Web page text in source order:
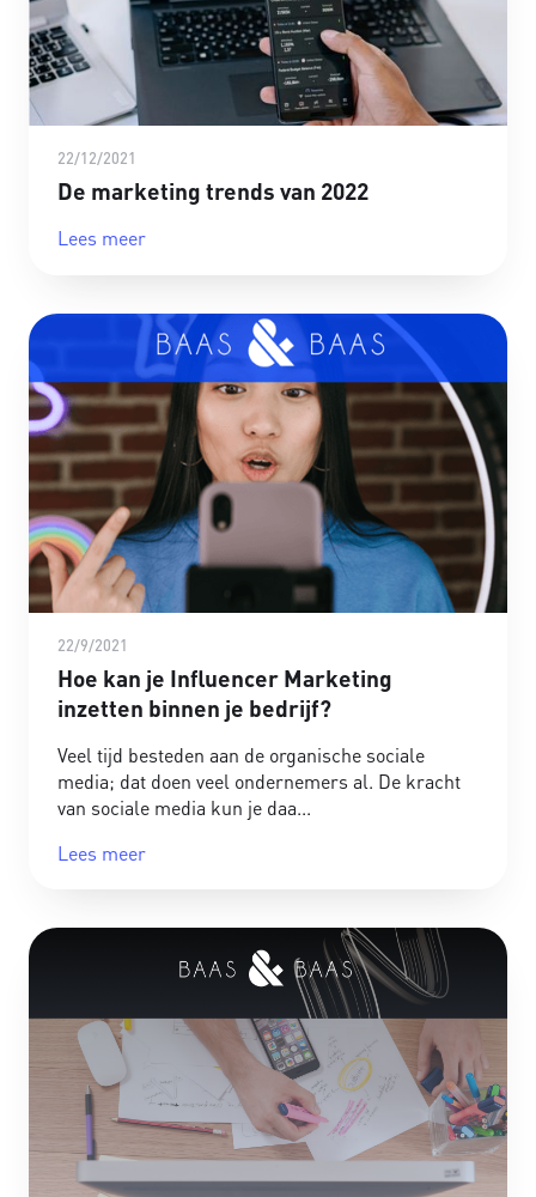
22/12/2021
De marketing trends van 2022
Lees meer
22/9/2021
Hoe kan je Influencer Marketing
inzetten binnen je bedrijf?
Veel tijd besteden aan de organische sociale
media; dat doen veel ondernemers al. De kracht
van sociale media kun je daa
Lees meer